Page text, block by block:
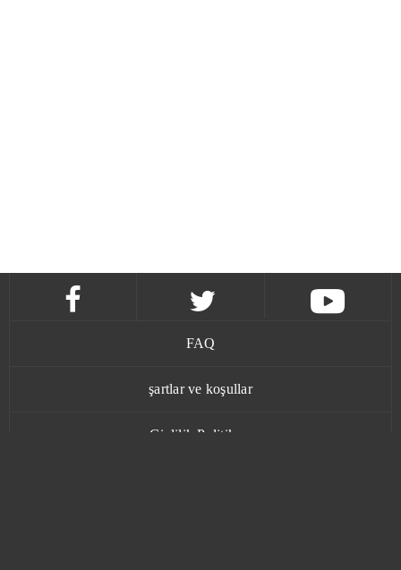
FAQ
şartlar ve koşullar
Gizlilik Politikası